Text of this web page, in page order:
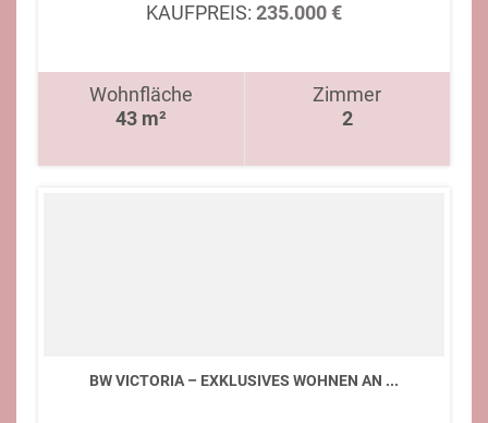
KAUFPREIS: 235.000 €
Wohnfläche
43 m²
Zimmer
2
BW VICTORIA – EXKLUSIVES WOHNEN AN ...